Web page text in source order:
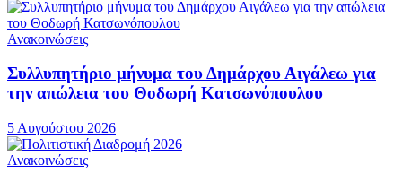
Ανακοινώσεις
Συλλυπητήριο μήνυμα του Δημάρχου Αιγάλεω για
την απώλεια του Θοδωρή Κατσωνόπουλου
5 Αυγούστου 2026
Ανακοινώσεις